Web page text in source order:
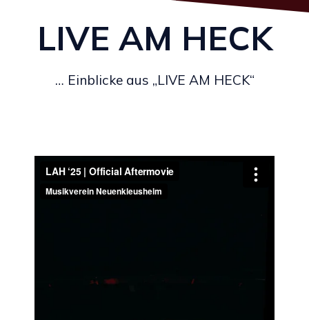
LIVE AM HECK
… Einblicke aus „LIVE AM HECK“